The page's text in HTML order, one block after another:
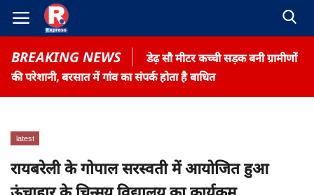
BREAKING NEWS
डेढ़ सौ मीटर कच्ची सड़क बनी ग्रामीणों
की परेशानी, बरसात में गांव का संपर्क होता है बाधित
Home
latest
रायबरेली के गोपाल सरस्वती में आयोजित हुआ